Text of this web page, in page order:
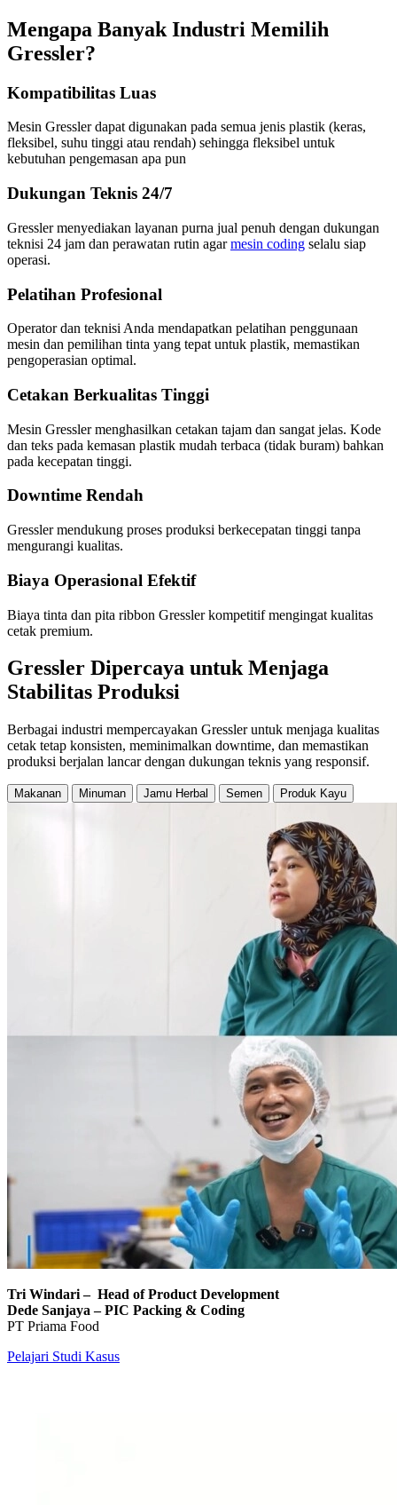
Mengapa Banyak Industri Memilih
Gressler?
Kompatibilitas Luas
Mesin Gressler dapat digunakan pada semua jenis plastik (keras,
fleksibel, suhu tinggi atau rendah) sehingga fleksibel untuk
kebutuhan pengemasan apa pun
Dukungan Teknis 24/7
Gressler menyediakan layanan purna jual penuh dengan dukungan
teknisi 24 jam dan perawatan rutin agarmesin coding selalu siap
operasi.
Pelatihan Profesional
Operator dan teknisi Anda mendapatkan pelatihan penggunaan
mesin dan pemilihan tinta yang tepat untuk plastik, memastikan
pengoperasian optimal.
Cetakan Berkualitas Tinggi
Mesin Gressler menghasilkan cetakan tajam dan sangat jelas. Kode
dan teks pada kemasan plastik mudah terbaca (tidak buram) bahkan
pada kecepatan tinggi.
Downtime Rendah
Gressler mendukung proses produksi berkecepatan tinggi tanpa
mengurangi kualitas.
Biaya Operasional Efektif
Biaya tinta dan pita ribbon Gressler kompetitif mengingat kualitas
cetak premium.
Gressler Dipercaya untuk Menjaga
Stabilitas Produksi
Berbagai industri mempercayakan Gressler untuk menjaga kualitas
cetak tetap konsisten, meminimalkan downtime, dan memastikan
produksi berjalan lancar dengan dukungan teknis yang responsif.
Makanan Minuman Jamu Herbal Semen Produk Kayu
Tri Windari – Head of Product Development
Dede Sanjaya – PIC Packing & Coding
PT Priama Food
Pelajari Studi Kasus